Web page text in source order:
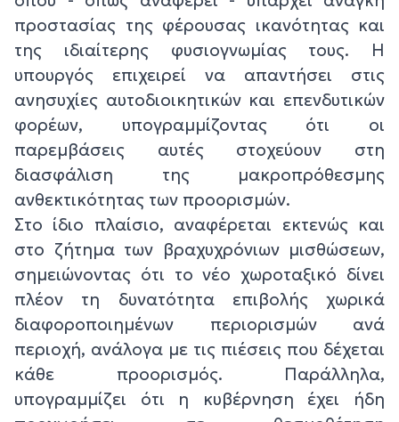
προστασίας της φέρουσας ικανότητας και
της ιδιαίτερης φυσιογνωμίας τους. Η
υπουργός επιχειρεί να απαντήσει στις
ανησυχίες αυτοδιοικητικών και επενδυτικών
φορέων, υπογραμμίζοντας ότι οι
παρεμβάσεις αυτές στοχεύουν στη
διασφάλιση της μακροπρόθεσμης
ανθεκτικότητας των προορισμών.
Στο ίδιο πλαίσιο, αναφέρεται εκτενώς και
στο ζήτημα των βραχυχρόνιων μισθώσεων,
σημειώνοντας ότι το νέο χωροταξικό δίνει
πλέον τη δυνατότητα επιβολής χωρικά
διαφοροποιημένων περιορισμών ανά
περιοχή, ανάλογα με τις πιέσεις που δέχεται
κάθε προορισμός. Παράλληλα,
υπογραμμίζει ότι η κυβέρνηση έχει ήδη